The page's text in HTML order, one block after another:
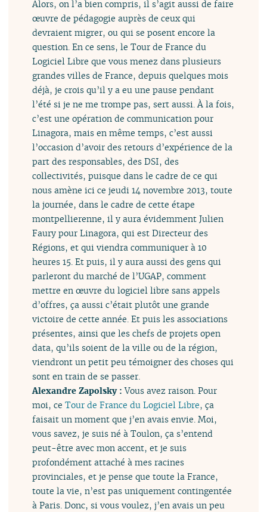
Alors, on l’a bien compris, il s’agit aussi de faire
œuvre de pédagogie auprès de ceux qui
devraient migrer, ou qui se posent encore la
question. En ce sens, le Tour de France du
Logiciel Libre que vous menez dans plusieurs
grandes villes de France, depuis quelques mois
déjà, je crois qu’il y a eu une pause pendant
l’été si je ne me trompe pas, sert aussi. À la fois,
c’est une opération de communication pour
Linagora, mais en même temps, c’est aussi
l’occasion d’avoir des retours d’expérience de la
part des responsables, des DSI, des
collectivités, puisque dans le cadre de ce qui
nous amène ici ce jeudi 14 novembre 2013, toute
la journée, dans le cadre de cette étape
montpellierenne, il y aura évidemment Julien
Faury pour Linagora, qui est Directeur des
Régions, et qui viendra communiquer à 10
heures 15. Et puis, il y aura aussi des gens qui
parleront du marché de l’UGAP, comment
mettre en œuvre du logiciel libre sans appels
d’offres, ça aussi c’était plutôt une grande
victoire de cette année. Et puis les associations
présentes, ainsi que les chefs de projets open
data, qu’ils soient de la ville ou de la région,
viendront un petit peu témoigner des choses qui
sont en train de se passer.
Alexandre Zapolsky : Vous avez raison. Pour
moi, ceTour de France du Logiciel Libre, ça
faisait un moment que j’en avais envie. Moi,
vous savez, je suis né à Toulon, ça s’entend
peut-être avec mon accent, et je suis
profondément attaché à mes racines
provinciales, et je pense que toute la France,
toute la vie, n’est pas uniquement contingentée
à Paris. Donc, si vous voulez, j’en avais un peu